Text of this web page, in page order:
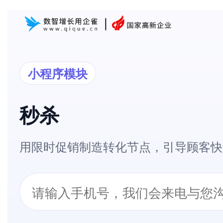
小程序模块
秒杀
用限时促销制造转化节点，引导顾客